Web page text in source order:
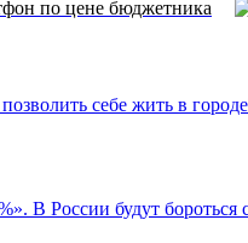
по цене бюджетника
себе жить в
В России будут